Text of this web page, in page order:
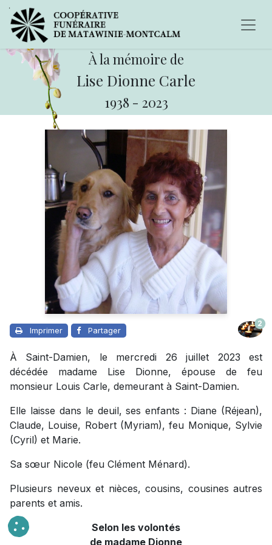
À la mémoire de
Lise Dionne Carle
1938 - 2023
Imprimer Partager
2
À Saint-Damien, le mercredi 26 juillet 2023 est
décédée madame Lise Dionne, épouse de feu
monsieur Louis Carle, demeurant à Saint-Damien.
Elle laisse dans le deuil, ses enfants : Diane (Réjean),
Claude, Louise, Robert (Myriam), feu Monique, Sylvie
(Cyril) et Marie.
Sa sœur Nicole (feu Clément Ménard).
Plusieurs neveux et nièces, cousins, cousines autres
parents et amis.
Selon les volontés
de madame Dionne